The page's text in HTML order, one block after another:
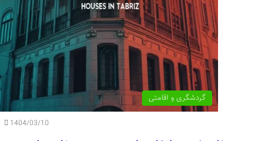
گردشگری و اقامتی
1404/03/10